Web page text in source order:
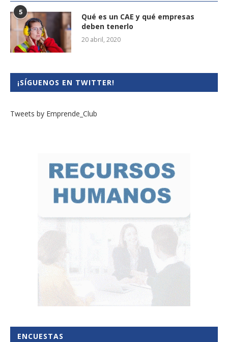
5
Qué es un CAE y qué empresas
deben tenerlo
20 abril, 2020
¡SÍGUENOS EN TWITTER!
Tweets by Emprende_Club
ENCUESTAS